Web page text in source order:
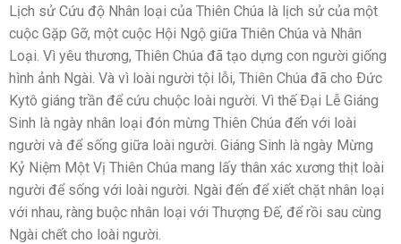
Lịch sử Cứu độ Nhân loại của Thiên Chúa là lịch sử của một
cuộc Gặp Gỡ, một cuộc Hội Ngộ giữa Thiên Chúa và Nhân
Loại. Vì yêu thương, Thiên Chúa đã tạo dựng con người giống
hình ảnh Ngài. Và vì loài người tội lỗi, Thiên Chúa đã cho Ðức
Kytô giáng trần để cứu chuộc loài người. Vì thế Ðại Lễ Giáng
Sinh là ngày nhân loại đón mừng Thiên Chúa đến với loài
người và để sống giữa loài người. Giáng Sinh là ngày Mừng
Kỷ Niệm Một Vị Thiên Chúa mang lấy thân xác xương thịt loài
người để sống với loài người. Ngài đến để xiết chặt nhân loại
với nhau, ràng buộc nhân loại với Thượng Ðế, để rồi sau cùng
Ngài chết cho loài người.